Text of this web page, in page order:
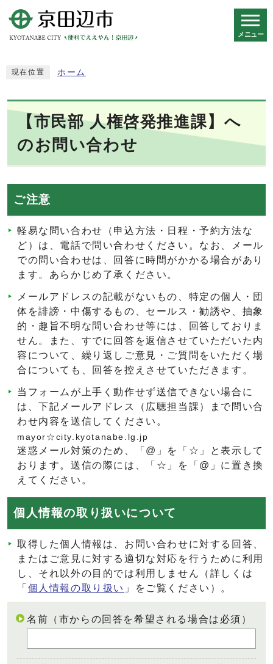
メニュー
現在位置 ホーム
【市民部 人権啓発推進課】へ
のお問い合わせ
ご注意
軽易な問い合わせ（申込方法・日程・予約方法な
ど）は、電話で問い合わせください。なお、メール
での問い合わせは、回答に時間がかかる場合があり
ます。あらかじめ了承ください。
メールアドレスの記載がないもの、特定の個人・団
体を誹謗・中傷するもの、セールス・勧誘や、抽象
的・趣旨不明な問い合わせ等には、回答しておりま
せん。また、すでに回答を返信させていただいた内
容について、繰り返しご意見・ご質問をいただく場
合についても、回答を控えさせていただきます。
当フォームが上手く動作せず送信できない場合に
は、下記メールアドレス（広聴担当課）まで問い合
わせ内容を送信してください。
mayor☆city.kyotanabe.lg.jp
迷惑メール対策のため、「@」を「☆」と表示して
おります。送信の際には、「☆」を「@」に置き換
えてください。
個人情報の取り扱いについて
取得した個人情報は、お問い合わせに対する回答、
またはご意見に対する適切な対応を行うために利用
し、それ以外の目的では利用しません（詳しくは
「 個人情報の取り扱い 」をご覧ください）。
名前（市からの回答を希望される場合は必須）